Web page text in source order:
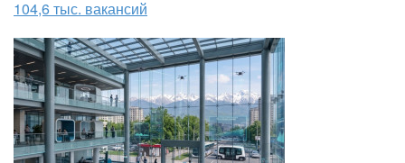
104,6 тыс. вакансий